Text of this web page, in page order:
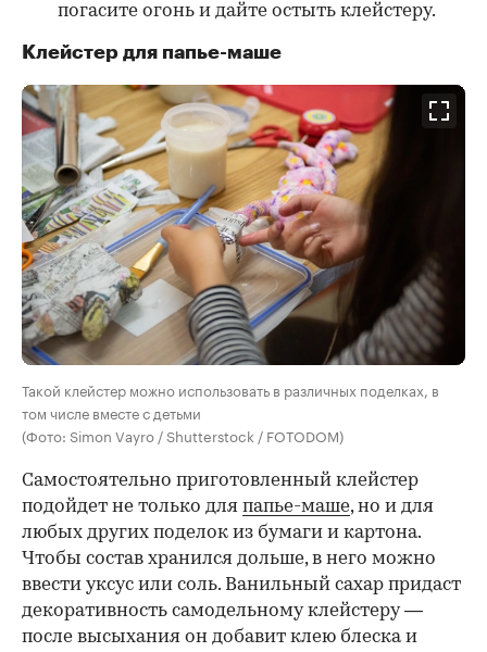
погасите огонь и дайте остыть клейстеру.
Клейстер для папье-маше
Такой клейстер можно использовать в различных поделках, в
том числе вместе с детьми
(Фото: Simon Vayro / Shutterstock / FOTODOM)
Самостоятельно приготовленный клейстер
подойдет не только для папье-маше, но и для
любых других поделок из бумаги и картона.
Чтобы состав хранился дольше, в него можно
ввести уксус или соль. Ванильный сахар придаст
декоративность самодельному клейстеру —
после высыхания он добавит клею блеска и